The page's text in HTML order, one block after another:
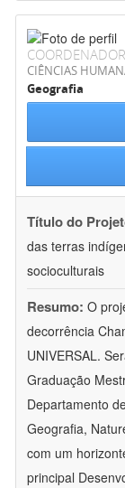
CIÊNCIAS
Geografia
Título do
das terras
socioculturais
Resumo: O
decorrência
UNIVERSAL.
Graduação
Departamento
Geografia,
com um
principal